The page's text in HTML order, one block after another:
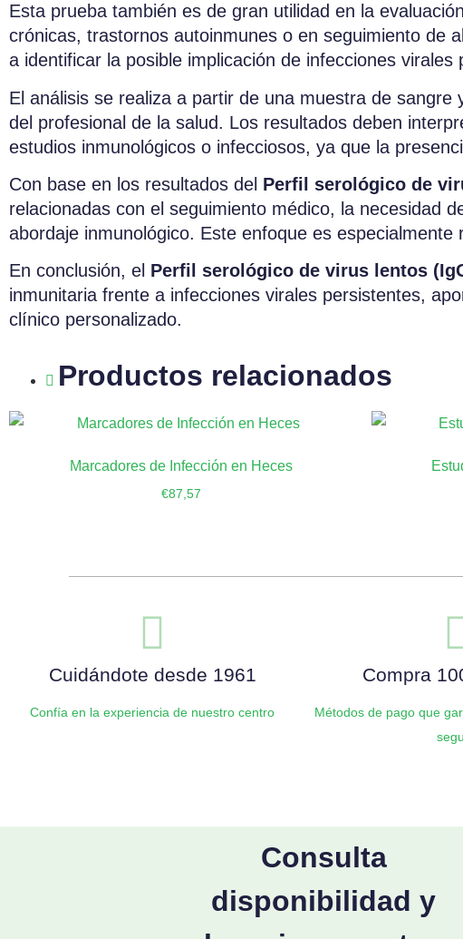
Esta prueba también es de gran utilidad en la
crónicas, trastornos autoinmunes o en seguimiento de
a identificar la posible implicación de infecciones
El análisis se realiza a partir de una muestra de
del profesional de la salud. Los resultados deben
estudios inmunológicos o infecciosos, ya que la
Con base en los resultados del Perfil serológico de
relacionadas con el seguimiento médico, la necesidad
abordaje inmunológico. Este enfoque es
En conclusión, el Perfil serológico de virus lentos
inmunitaria frente a infecciones virales persistentes,
clínico personalizado.
Productos relacionados
Marcadores de Infección en Heces
€87,57
Cuidándote desde 1961
Confía en la experiencia de nuestro centro
Compra
Métodos de pago que
Consulta
disponibilidad y